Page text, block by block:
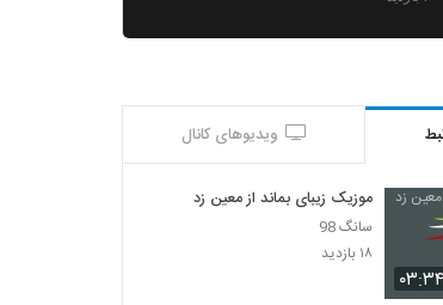
آهنگ ابوذر ماندگار بنام خانومم
دانلود آهنگ جدید و زیبای مندی با نام چه زیبا
۴۲۶ بازدید
ویدیوهای کانال
۰۳:۳۴
موزیک زیبای بماند از معین زد
سانگ 98
۱۸ بازدید